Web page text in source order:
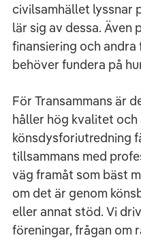
civilsamhället lyssnar
lär sig av dessa. Även
finansiering och
behöver fundera på
För Transammans är
håller hög kvalitet
könsdysforiutredning
tillsammans med
väg framåt som bäst
om det är genom
eller annat stöd. Vi
föreningar, frågan om